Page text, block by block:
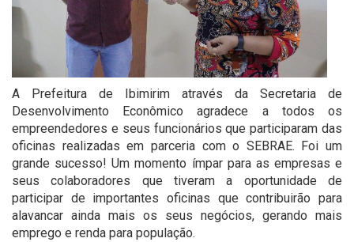
A Prefeitura de Ibimirim através da Secretaria de
Desenvolvimento Econômico agradece a todos os
empreendedores e seus funcionários que participaram das
oficinas realizadas em parceria com o SEBRAE. Foi um
grande sucesso! Um momento ímpar para as empresas e
seus colaboradores que tiveram a oportunidade de
participar de importantes oficinas que contribuirão para
alavancar ainda mais os seus negócios, gerando mais
emprego e renda para população.